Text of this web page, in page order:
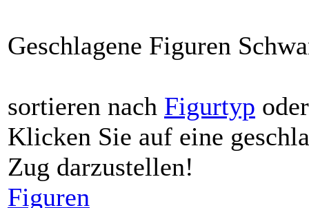
Geschlagene Figuren
sortieren nach Figurtyp
Klicken Sie auf eine
Zug darzustellen!
Figuren